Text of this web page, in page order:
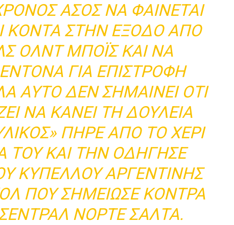
ΆΣΟΣ ΝΑ ΦΑΊΝΕΤΑΙ
ΚΟΝΤΆ ΣΤΗΝ ΈΞΟΔΟ ΑΠΌ
ΟΛΝΤ ΜΠΌΙΣ ΚΑΙ ΝΑ
ΓΙΑ ΕΠΙΣΤΡΟΦΉ
ΑΥΤΌ ΔΕΝ ΣΗΜΑΊΝΕΙ ΌΤΙ
ΝΑ ΚΆΝΕΙ ΤΗ ΔΟΥΛΕΙΆ
ΠΉΡΕ ΑΠΌ ΤΟ ΧΈΡΙ
ΤΟΥ ΚΑΙ ΤΗΝ ΟΔΉΓΗΣΕ
ΚΥΠΈΛΛΟΥ ΑΡΓΕΝΤΙΝΉΣ
ΠΟΥ ΣΗΜΕΊΩΣΕ ΚΌΝΤΡΑ
ΝΌΡΤΕ ΣΆΛΤΑ.